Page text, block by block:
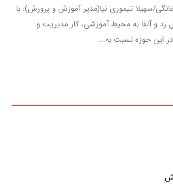
سهیلا تیموری نیا(مدیر آموزش و پرورش): با
زد و آلفا به محیط آموزشی، کار مدیریت و
این حوزه نسبت به...